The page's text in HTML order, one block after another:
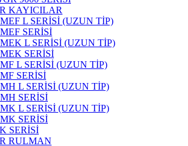
KAYICILAR
L SERİSİ (UZUN TİP)
SERİSİ
L SERİSİ (UZUN TİP)
SERİSİ
L SERİSİ (UZUN TİP)
SERİSİ
L SERİSİ (UZUN TİP)
SERİSİ
L SERİSİ (UZUN TİP)
SERİSİ
SERİSİ
RULMAN